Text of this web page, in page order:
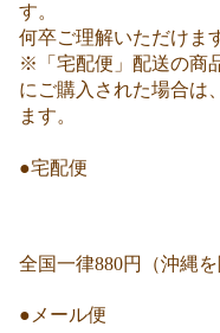
す。
何卒ご理解いただけま
※「宅配便」配送の商
にご購入された場合は
ます。
●宅配便
全国一律880円（沖縄を
●メール便